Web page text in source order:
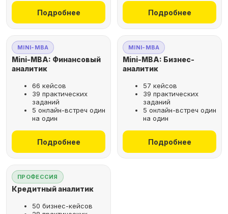
Подробнее Подробнее
MINI-MBA
Mini-MBA: Финансовый
аналитик
66 кейсов
39 практических
заданий
5 онлайн-встреч один
на один
Подробнее
MINI-MBA
Mini-MBA: Бизнес-
аналитик
57 кейсов
39 практических
заданий
5 онлайн-встреч один
на один
Подробнее
ПРОФЕССИЯ
Кредитный аналитик
50 бизнес-кейсов
Выбрать курс
оптимальную программу для
Оставьте заявку
на бесплатную
консультацию